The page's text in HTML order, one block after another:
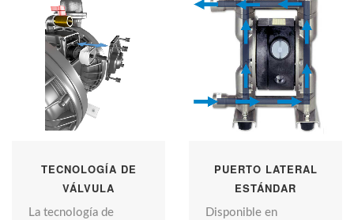
TECNOLOGÍA DE
VÁLVULA
La tecnología de
PUERTO LATERAL
ESTÁNDAR
Disponible en